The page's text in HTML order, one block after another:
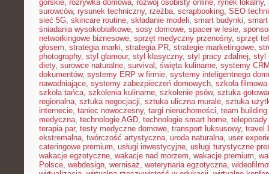
górskie, rozrywka domowa, rozwój osobisty online, rynek lokalny,
surowców, rysunek techniczny, rzeźba, scrapbooking, SEO
sieć 5G, skincare routine, składanie modeli, smart budynki,
śniadania wysokobiałkowe, sosy domowe, spacer w lesie,
networkingowe biznesowe, sprzęt medyczny przenośny, sprzęt
głosem, strategia marki, strategia PR, strategie marketingowe,
photography, styl glamour, styl klasyczny, styl pracy zdalnej, styl
diety, surowce naturalne, survival , święta kulinarne, systemy
dokumentów, systemy ERP w firmie, systemy inteligentnego
nawadniające, systemy zabezpieczeń domowych, szkoła
szkoła tańca, szkolenia kulinarne, szkolenie psów, sztuka
regionalna, sztuka negocjacji, sztuka uliczna murale, sztuka
internecie, taniec nowoczesny, targi nieruchomości, team
medyczna, technologie AGD, technologie smart home,
terapia par, testy medyczne domowe, transport luksusowy, travel
ekstremalna, twórczość artystyczna, uroda naturalna, user
cateringowe premium, usługi inwestycyjne, usługi turystyczne
wakacje egzotyczne, wakacje nad morzem, wakacje premium,
Polsce, webdesign, wernisaż, weterynaria egzotyczna,